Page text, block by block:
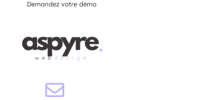
Demandez votre démo